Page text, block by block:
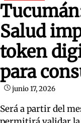
Salud
token
para
junio 17, 2026
Será a partir del